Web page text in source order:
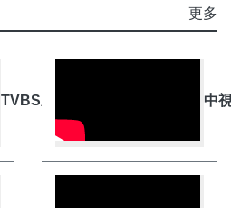
更多
TVBS新聞 LIVE直播 中